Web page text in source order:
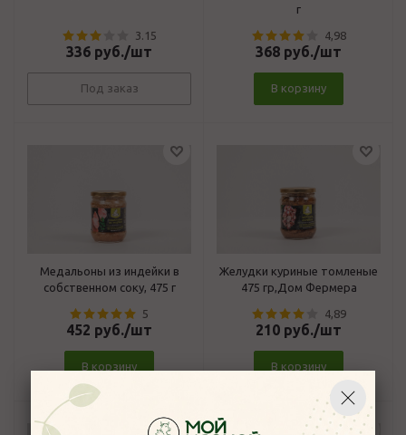
3.15
336 руб./шт
Под заказ
г
4,98
368 руб./шт
В корзину
Медальоны из индейки в
собственном соку, 475 г
5
452 руб./шт
В корзину
Желудки куриные томленые
475 гр,Дом Фермера
4,89
210 руб./шт
В корзину